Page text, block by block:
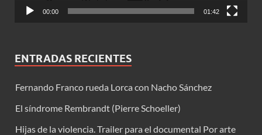
00:00 01:42
ENTRADAS RECIENTES
Fernando Franco rueda Lorca con Nacho Sánchez
El síndrome Rembrandt (Pierre Schoeller)
Hijas de la violencia. Trailer para el documental Por arte